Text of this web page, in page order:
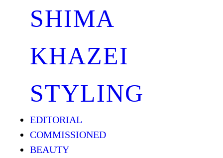
SHIMA
KHAZEI
STYLING
EDITORIAL
COMMISSIONED
BEAUTY